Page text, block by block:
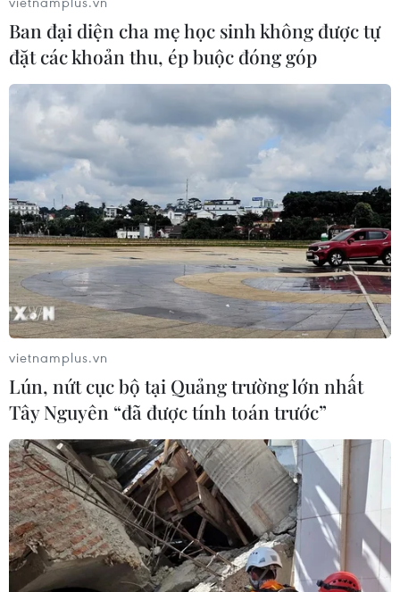
TIN CÙNG CHUYÊN MỤC
Tây Ban Nha triệt phá đường dây
buôn người xuyên Địa Trung Hải
07/08/2026 12:13
Ban đại diện cha mẹ học sinh không được tự
đặt các khoản thu, ép buộc đóng góp
vietnamplus.vn
Lún, nứt cục bộ tại Quảng trường lớn nhất
Tây Nguyên “đã được tính toán trước”